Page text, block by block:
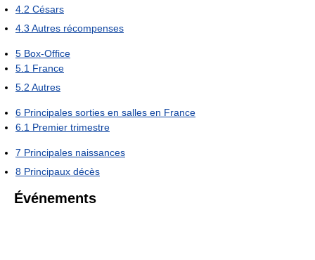
4.2 Césars
4.3 Autres récompenses
5 Box-Office
5.1 France
5.2 Autres
6 Principales sorties en salles en France
6.1 Premier trimestre
7 Principales naissances
8 Principaux décès
Événements